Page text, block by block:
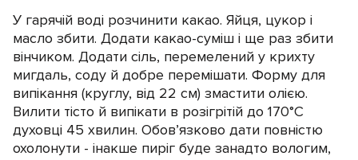
У гарячій воді розчинити какао. Яйця, цукор і
масло збити. Додати какао-суміш і ще раз збити
вінчиком. Додати сіль, перемелений у крихту
мигдаль, соду й добре перемішати. Форму для
випікання (круглу, від 22 см) змастити олією.
Вилити тісто й випікати в розігрітій до 170°C
духовці 45 хвилин. Обов’язково дати повністю
охолонути - інакше пиріг буде занадто вологим,